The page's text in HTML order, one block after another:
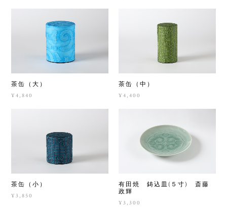
茶缶（大）
¥4,840
茶缶（中）
¥4,400
茶缶（小）
¥3,850
有田焼 鋳込皿(５寸) 斎藤
政輝
¥3,300